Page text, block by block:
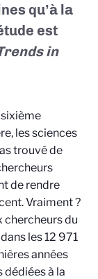
qu’à la
est
in
les sciences
trouvé de
de rendre
Vraiment ?
chercheurs du
les 12 971
années
à la